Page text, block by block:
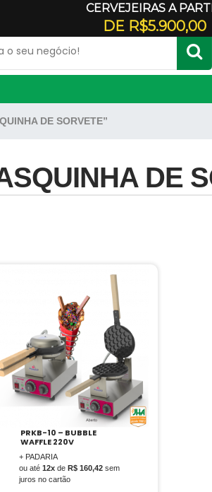
CERVEJEIRAS A
DE R$5.900,00
FORNO REFRATÁRIO
GELADEIRA COMERCIAL
DE SORVETE”
DE
PRKB-10 – BUBBLE
WAFFLE 220V
+ PADARIA
ou até12x de R$ 160,42 sem
juros no cartão